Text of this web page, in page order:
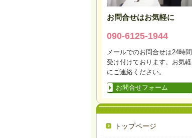
お問合せはお気軽に
090-6125-1944
メールでのお問合せは24時間
受け付けております。お気軽
にご連絡ください。
お問合せフォーム
トップページ